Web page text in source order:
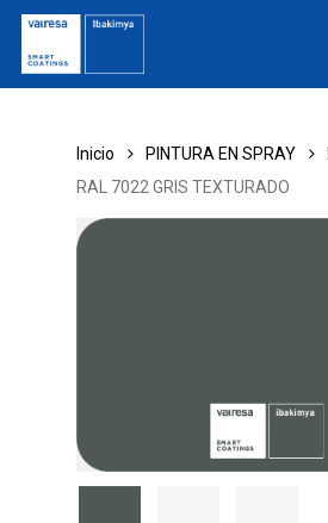
Skip
main
content
Inicio PINTURA EN SPRAY
RAL 7022 GRIS TEXTURADO